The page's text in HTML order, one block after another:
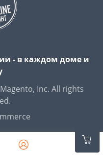
- в каждом доме и
Inc. All rights